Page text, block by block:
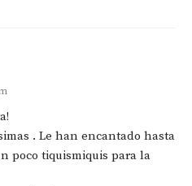
. Le han encantado hasta
poco tiquismiquis para la